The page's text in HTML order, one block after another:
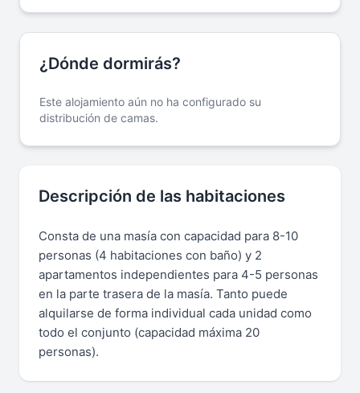
¿Dónde dormirás?
Este alojamiento aún no ha configurado su
distribución de camas.
Descripción de las habitaciones
Consta de una masía con capacidad para 8-10
personas (4 habitaciones con baño) y 2
apartamentos independientes para 4-5 personas
en la parte trasera de la masía. Tanto puede
alquilarse de forma individual cada unidad como
todo el conjunto (capacidad máxima 20
personas).